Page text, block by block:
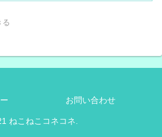
る
お問い合わせ
ねこねこコネコネ.